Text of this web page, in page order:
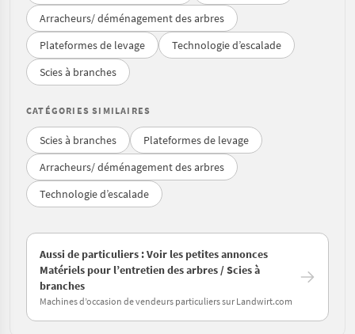
Arracheurs/ déménagement des arbres
Plateformes de levage
Technologie d’escalade
Scies à branches
CATÉGORIES SIMILAIRES
Scies à branches
Plateformes de levage
Arracheurs/ déménagement des arbres
Technologie d’escalade
Aussi de particuliers : Voir les petites annonces
Matériels pour l’entretien des arbres / Scies à
branches
Machines d’occasion de vendeurs particuliers sur Landwirt.com